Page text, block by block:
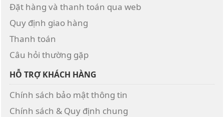
Đặt hàng và thanh toán qua web
Quy định giao hàng
Thanh toán
Câu hỏi thường gặp
HỖ TRỢ KHÁCH HÀNG
Chính sách bảo mật thông tin
Chính sách & Quy định chung